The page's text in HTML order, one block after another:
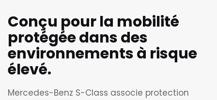
Conçu pour la mobilité
protégée dans des
environnements à risque
élevé.
Mercedes-Benz S-Class associe protection